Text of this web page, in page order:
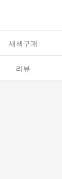
새책구매
리뷰